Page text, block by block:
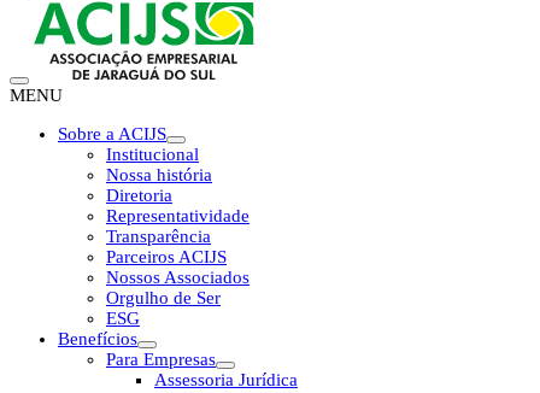
MENU
Sobre a ACIJS
Institucional
Nossa história
Diretoria
Representatividade
Transparência
Parceiros ACIJS
Nossos Associados
Orgulho de Ser
ESG
Benefícios
Para Empresas
Assessoria Jurídica